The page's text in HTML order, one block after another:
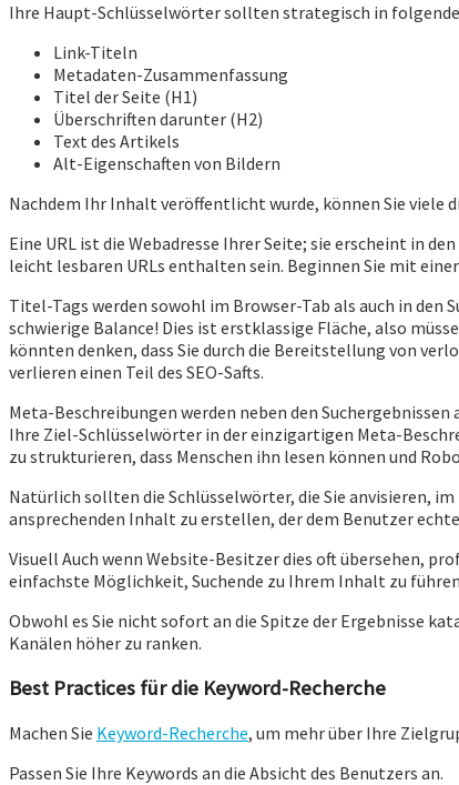
Ihre Haupt-Schlüsselwörter sollten strategisch in
Link-Titeln
Metadaten-Zusammenfassung
Titel der Seite (H1)
Überschriften darunter (H2)
Text des Artikels
Alt-Eigenschaften von Bildern
Nachdem Ihr Inhalt veröffentlicht wurde, können Sie viele
Eine URL ist die Webadresse Ihrer Seite; sie erscheint in
leicht lesbaren URLs enthalten sein. Beginnen Sie mit
Titel-Tags werden sowohl im Browser-Tab als auch in
schwierige Balance! Dies ist erstklassige Fläche, also
könnten denken, dass Sie durch die Bereitstellung von
verlieren einen Teil des SEO-Safts.
Meta-Beschreibungen werden neben den
Ihre Ziel-Schlüsselwörter in der einzigartigen Meta-
zu strukturieren, dass Menschen ihn lesen können und
Natürlich sollten die Schlüsselwörter, die Sie anvisieren,
ansprechenden Inhalt zu erstellen, der dem Benutzer
Visuell Auch wenn Website-Besitzer dies oft übersehen,
einfachste Möglichkeit, Suchende zu Ihrem Inhalt zu
Obwohl es Sie nicht sofort an die Spitze der Ergebnisse
Kanälen höher zu ranken.
Best Practices für die Keyword-Recherche
Machen Sie Keyword-Recherche, um mehr über Ihre
Passen Sie Ihre Keywords an die Absicht des Benutzers an.